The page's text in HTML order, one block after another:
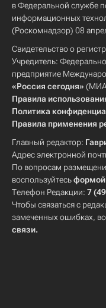
в Федеральной службе
информационных
(Роскомнадзор) 08
Свидетельство о
Учредитель:
предприятие
«Россия сегодня» (МИА
Правила
Политика
Правила применения
Главный редактор:
Адрес электронной
По вопросам
воспользуйтесьформой
Телефон Редакции: 7
Чтобы связаться с
замеченных ошибках,
связи.